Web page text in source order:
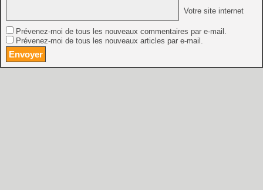
Votre site internet
Prévenez-moi de tous les nouveaux commentaires par e-mail.
Prévenez-moi de tous les nouveaux articles par e-mail.